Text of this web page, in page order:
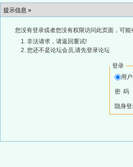
提示信息 »
您没有登录或者您没有权限访问此页面，可能
非法请求，请返回重试!
您还不是论坛会员,请先登录论坛
登录
用
密 码
隐身